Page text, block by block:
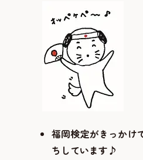
福岡検定がきっかけ
ちしています♪